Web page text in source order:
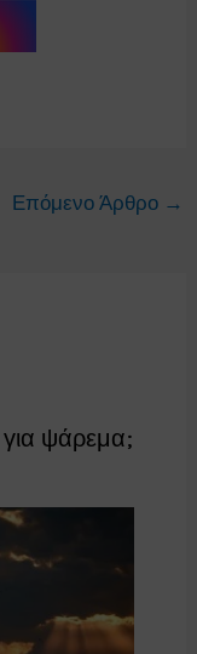
Επόμενο Άρθρο →
για ψάρεμα;